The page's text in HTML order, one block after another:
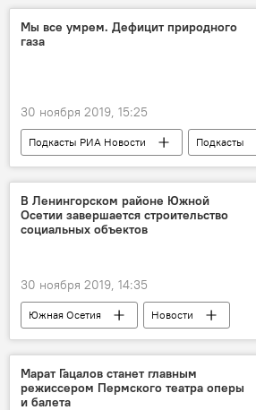
Мы все умрем. Дефицит природного
газа
30 ноября 2019, 15:25
Подкасты РИА Новости
Подкасты
Радио
В Ленингорском районе Южной
Осетии завершается строительство
социальных объектов
30 ноября 2019, 14:35
Южная Осетия Новости
Марат Гацалов станет главным
режиссером Пермского театра оперы
и балета